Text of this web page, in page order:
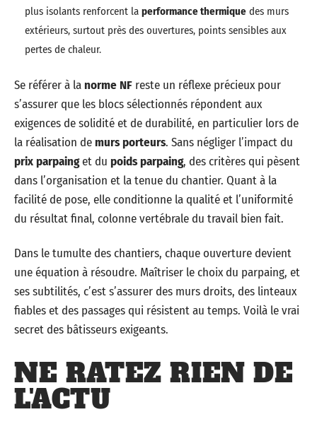
plus isolants renforcent la performance thermique des murs
extérieurs, surtout près des ouvertures, points sensibles aux
pertes de chaleur.
Se référer à lanorme NF reste un réflexe précieux pour
s’assurer que les blocs sélectionnés répondent aux
exigences de solidité et de durabilité, en particulier lors de
la réalisation demurs porteurs. Sans négliger l’impact du
prix parpainget du poids parpaing, des critères qui pèsent
dans l’organisation et la tenue du chantier. Quant à la
facilité de pose, elle conditionne la qualité et l’uniformité
du résultat final, colonne vertébrale du travail bien fait.
Dans le tumulte des chantiers, chaque ouverture devient
une équation à résoudre. Maîtriser le choix du parpaing, et
ses subtilités, c’est s’assurer des murs droits, des linteaux
fiables et des passages qui résistent au temps. Voilà le vrai
secret des bâtisseurs exigeants.
NE RATEZ RIEN DE
L'ACTU